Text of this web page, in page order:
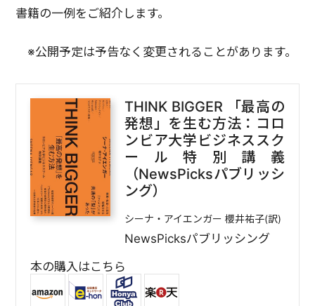
書籍の一例をご紹介します。
※公開予定は予告なく変更されることがあります。
THINK BIGGER 「最高の
発想」を生む方法：コロ
ンビア大学ビジネススク
ール特別講義
（NewsPicksパブリッシ
ング）
シーナ・アイエンガー 櫻井祐子(訳)
NewsPicksパブリッシング
本の購入はこちら